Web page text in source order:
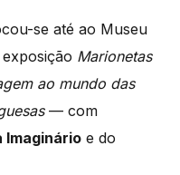
se até ao Museu
Marionetas
ao mundo das
— com
Imaginário e do